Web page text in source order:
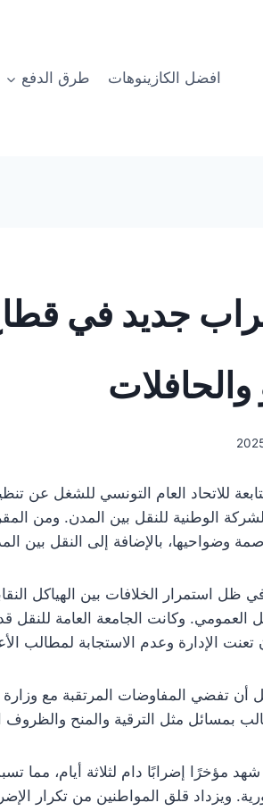
افضل الكازينوهات
طرق الدفع
جديد في
للاتحاد العام التونسي للشغل
وضواحيها، بالإضافة إلى النقل بين
ظل استمرار الخلافات بين الهياكل
العمومي. وكانت الجامعة العامة
تعنت الإدارة وعدم الاستجابة لمطالب
أن تفضي المفاوضات المرتقبة مع
بمسائل مثل الترقية والمنح
مؤخرًا إضرابًا دام لثلاثة أيام، مما
ويزداد قلق المواطنين من تكرار